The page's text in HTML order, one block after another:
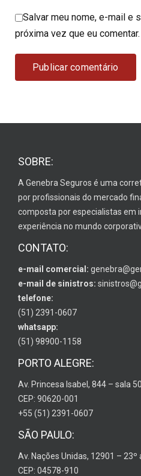
Salvar meu nome, e-mail e
próxima vez que eu comentar.
SOBRE:
A Genebra Seguros é uma
por profissionais do mercado
composta por especialistas em
experiência no mundo
CONTATO:
e-mail comercial:
e-mail de sinistros:
telefone:
(51) 2391-0607
whatsapp:
(51) 98900-1158
PORTO ALEGRE:
Av. Princesa Isabel, 844 – sala
CEP: 90620-001
+55 (51) 2391-0607
SÃO PAULO:
Av. Nações Unidas, 12901 –
CEP: 04578-910